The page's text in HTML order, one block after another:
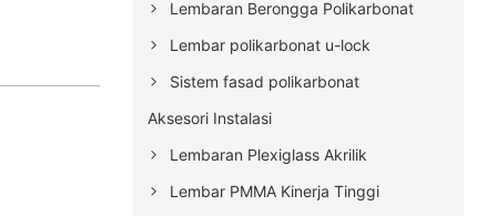
Lembaran Berongga Polikarbonat
Lembar polikarbonat u-lock
Sistem fasad polikarbonat
Aksesori Instalasi
Lembaran Plexiglass Akrilik
Lembar PMMA Kinerja Tinggi